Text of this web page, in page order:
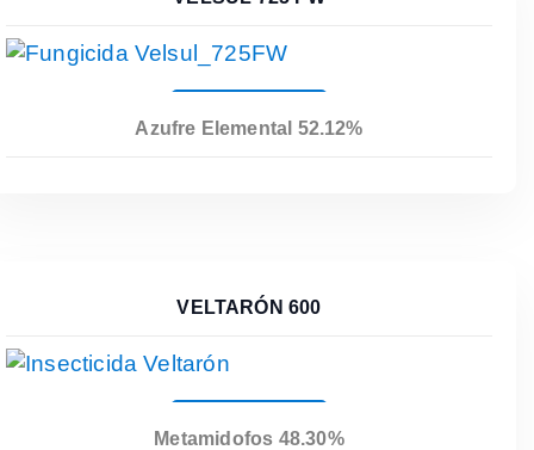
Leer Más
Azufre Elemental 52.12%
VELTARÓN 600
Leer Más
Metamidofos 48.30%